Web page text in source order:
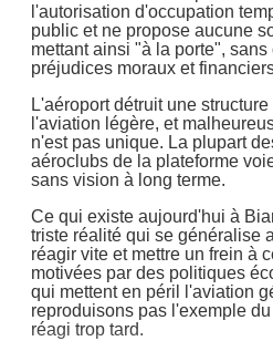
l'autorisation d'occupation
public et ne propose aucune
mettant ainsi "à la porte",
préjudices moraux et
L'aéroport détruit une
l'aviation légère, et
n'est pas unique. La plupart
aéroclubs de la plateforme
sans vision à long terme.
Ce qui existe aujourd'hui à
triste réalité qui se généralise
réagir vite et mettre un frein à
motivées par des politiques
qui mettent en péril l'aviation
reproduisons pas l'exemple
réagi trop tard.